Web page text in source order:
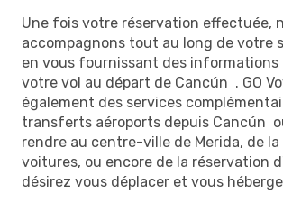
Une fois votre réservation effectuée,
accompagnons tout au long de votre
en vous fournissant des informations
votre vol au départ de Cancún . GO
également des services
transferts aéroports depuis Cancún
rendre au centre-ville de Merida, de
voitures, ou encore de la réservation
désirez vous déplacer et vous